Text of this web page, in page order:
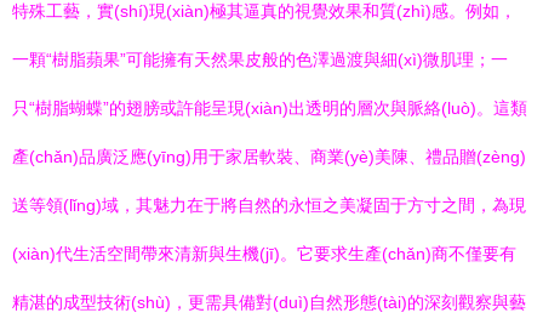
特殊工藝，實(shí)現(xiàn)極其逼真的視覺效果和質(zhì)感。例如，
一顆“樹脂蘋果”可能擁有天然果皮般的色澤過渡與細(xì)微肌理；一
只“樹脂蝴蝶”的翅膀或許能呈現(xiàn)出透明的層次與脈絡(luò)。這類
產(chǎn)品廣泛應(yīng)用于家居軟裝、商業(yè)美陳、禮品贈(zèng)
送等領(lǐng)域，其魅力在于將自然的永恒之美凝固于方寸之間，為現
(xiàn)代生活空間帶來清新與生機(jī)。它要求生產(chǎn)商不僅要有
精湛的成型技術(shù)，更需具備對(duì)自然形態(tài)的深刻觀察與藝